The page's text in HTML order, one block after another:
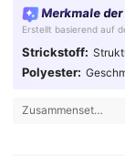
Merkmale
Erstellt basierend auf
Strickstoff:
Polyester:
Zusammensetzung: